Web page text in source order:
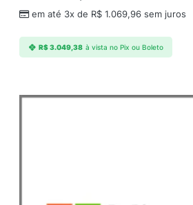
em até 3x de R$ 1.069,96 sem juros
R$3.049,38 à vista no Pix ou Boleto